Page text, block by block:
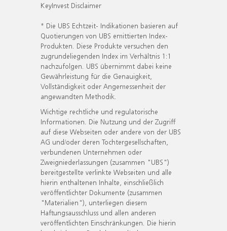
KeyInvest Disclaimer
* Die UBS Echtzeit- Indikationen basieren auf
Quotierungen von UBS emittierten Index-
Produkten. Diese Produkte versuchen den
zugrundeliegenden Index im Verhältnis 1:1
nachzufolgen. UBS übernimmt dabei keine
Gewährleistung für die Genauigkeit,
Vollständigkeit oder Angemessenheit der
angewandten Methodik.
Wichtige rechtliche und regulatorische
Informationen. Die Nutzung und der Zugriff
auf diese Webseiten oder andere von der UBS
AG und/oder deren Tochtergesellschaften,
verbundenen Unternehmen oder
Zweigniederlassungen (zusammen "UBS")
bereitgestellte verlinkte Webseiten und alle
hierin enthaltenen Inhalte, einschließlich
veröffentlichter Dokumente (zusammen
"Materialien"), unterliegen diesem
Haftungsausschluss und allen anderen
veröffentlichten Einschränkungen. Die hierin